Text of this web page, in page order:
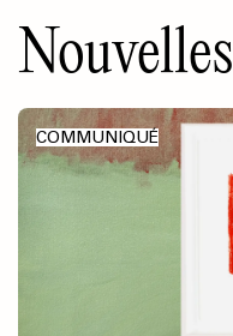
Nouvelles
COMMUNIQUÉ